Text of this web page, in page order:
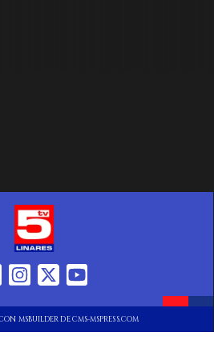
MSBUILDER DE CMS-MSPRESS.COM